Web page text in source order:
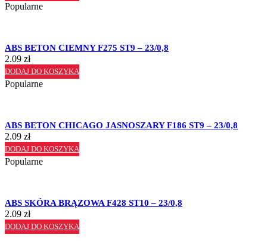
Popularne
ABS BETON CIEMNY F275 ST9 – 23/0,8
2.09 zł
DODAJ DO KOSZYKA
Popularne
ABS BETON CHICAGO JASNOSZARY F186 ST9 – 23/0,8
2.09 zł
DODAJ DO KOSZYKA
Popularne
ABS SKÓRA BRĄZOWA F428 ST10 – 23/0,8
2.09 zł
DODAJ DO KOSZYKA